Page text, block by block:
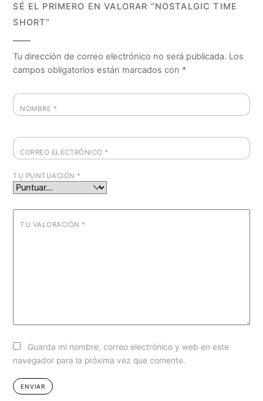
SÉ EL PRIMERO EN VALORAR “NOSTALGIC TIME
SHORT”
Tu dirección de correo electrónico no será publicada. Los
campos obligatorios están marcados con *
NOMBRE *
CORREO ELECTRÓNICO *
TU PUNTUACIÓN *
TU VALORACIÓN *
Guarda mi nombre, correo electrónico y web en este
navegador para la próxima vez que comente.